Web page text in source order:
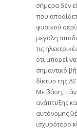
σήμερα δεν
που
φυσικού
μεγάλη
τις
ότι μπορεί
σημαντικό
δίκτυο της
Με βάση,
ανάπτυξης
αυτόνομης
ισχυρότερο